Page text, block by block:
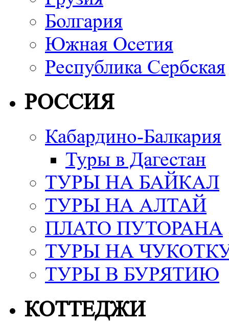
Болгария
Южная Осетия
Республика Сербская
РОССИЯ
Кабардино-Балкария
Туры в Дагестан
ТУРЫ НА БАЙКАЛ
ТУРЫ НА АЛТАЙ
ПЛАТО ПУТОРАНА
ТУРЫ НА
ТУРЫ В БУРЯТИЮ
КОТТЕДЖИ